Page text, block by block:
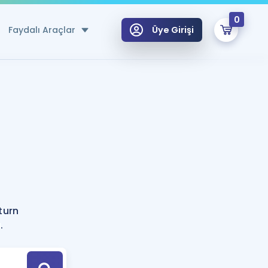
Faydalı Araçlar
Hesaplama Aracı
için Öneriler
Tek Takvimde
Üye Girişi
0
Hoca ile seni sınava hazırlayacak onlarca eğitim seni bekliyor!